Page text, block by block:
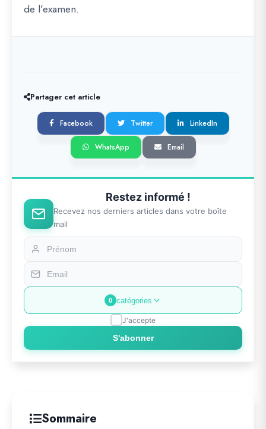
de l’examen.
Partager cet article
Facebook Twitter LinkedIn
WhatsApp Email
Restez informé !
Recevez nos derniers articles dans votre boîte
mail
0 catégories
J'accepte
S'abonner
Sommaire